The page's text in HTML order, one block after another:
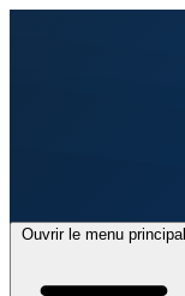
Ouvrir le menu principal